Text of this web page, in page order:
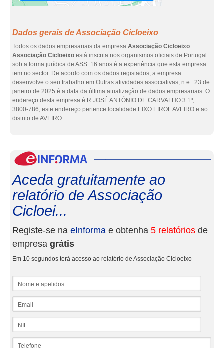
Dados gerais de Associação Cicloeixo
Todos os dados empresariais da empresa Associação Cicloeixo.
Associação Cicloeixo está inscrita nos organismos oficiais de Portugal
sob a forma jurídica de ASS. 16 anos é a experiência que esta empresa
tem no sector. De acordo com os dados registados, a empresa
desenvolve o seu trabalho em Outras atividades associativas, n.e.. 23 de
janeiro de 2025 é a data da última atualização de dados empresariais. O
endereço desta empresa é R JOSÉ ANTÓNIO DE CARVALHO 3 1º,
3800-786, este endereço pertence localidade EIXO EIROL AVEIRO e ao
distrito de AVEIRO.
Aceda gratuitamente ao
relatório de Associação
Cicloei...
Registe-se na eInforma e obtenha 5 relatórios de
empresa grátis
Em 10 segundos terá acesso ao relatório de Associação Cicloeixo